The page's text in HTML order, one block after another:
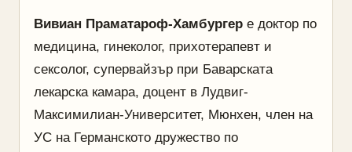
Вивиан Праматароф-Хамбургер е доктор по
медицина, гинеколог, прихотерапевт и
сексолог, супервайзър при Баварската
лекарска камара, доцент в Лудвиг-
Максимилиан-Университет, Мюнхен, член на
УС на Германското дружество по